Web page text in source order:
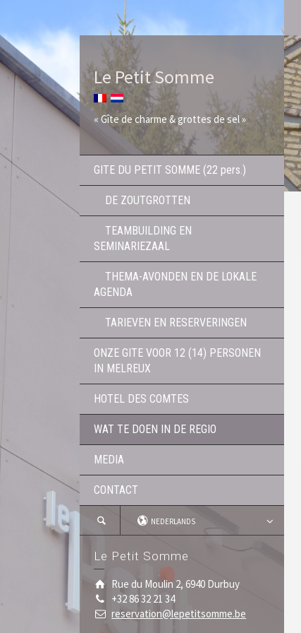
Le Petit Somme
« Gîte de charme & grottes de sel »
GITE DU PETIT SOMME (22 pers.)
DE ZOUTGROTTEN
TEAMBUILDING EN
SEMINARIEZAAL
THEMA-AVONDEN EN DE LOKALE
AGENDA
TARIEVEN EN RESERVERINGEN
ONZE GITE VOOR 12 (14) PERSONEN
IN MELREUX
HOTEL DES COMTES
WAT TE DOEN IN DE REGIO
MEDIA
CONTACT
NEDERLANDS
Le Petit Somme
Rue du Moulin 2, 6940 Durbuy
+32 86 32 21 34
reservation@lepetitsomme.be